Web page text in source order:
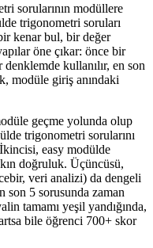
sorularının modüllere
trigonometri soruları
kenar bul, bir değer
öne çıkar: önce bir
kullanılır, en son
modüle giriş anındaki
geçme yolunda olup
trigonometri sorularını
easy modülde
doğruluk. Üçüncüsü,
veri analizi) da dengeli
son 5 sorusunda zaman
tamamı yeşil yandığında,
bile öğrenci 700+ skor